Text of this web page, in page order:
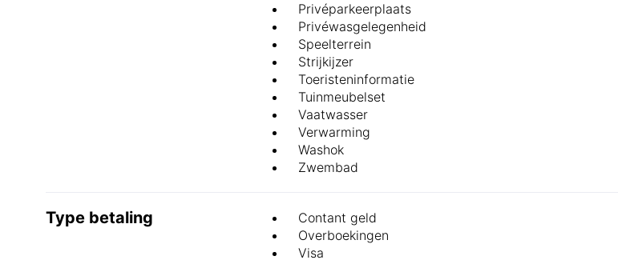
Privéparkeerplaats
Privéwasgelegenheid
Speelterrein
Strijkijzer
Toeristeninformatie
Tuinmeubelset
Vaatwasser
Verwarming
Washok
Zwembad
Type betaling Contant geld
Overboekingen
Visa